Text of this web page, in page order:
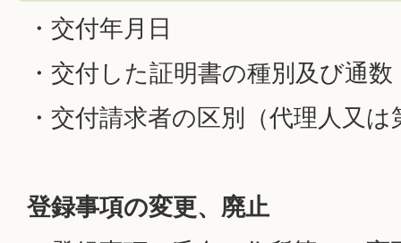
・交付年月日
・交付した証明書の種別及び通数
・交付請求者の区別（代理人又は
登録事項の変更、廃止